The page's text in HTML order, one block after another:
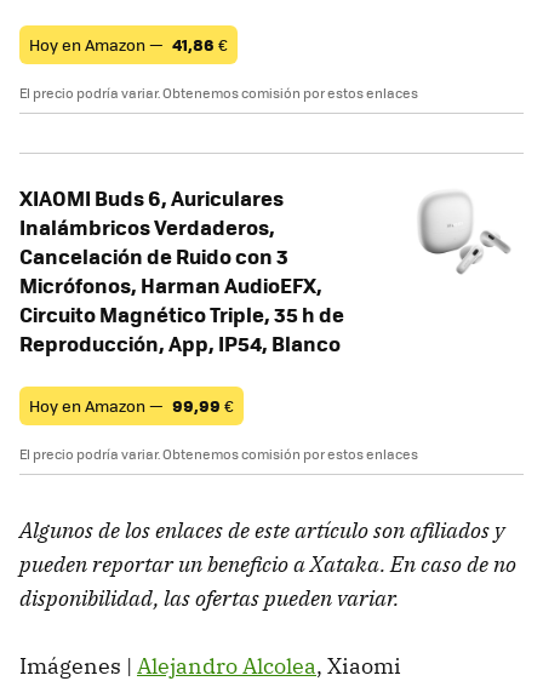
Hoy en Amazon — 41,86 €
El precio podría variar. Obtenemos comisión por estos enlaces
XIAOMI Buds 6, Auriculares
Inalámbricos Verdaderos,
Cancelación de Ruido con 3
Micrófonos, Harman AudioEFX,
Circuito Magnético Triple, 35 h de
Reproducción, App, IP54, Blanco
Hoy en Amazon — 99,99 €
El precio podría variar. Obtenemos comisión por estos enlaces
Algunos de los enlaces de este artículo son afiliados y
pueden reportar un beneficio a Xataka. En caso de no
disponibilidad, las ofertas pueden variar.
Imágenes | Alejandro Alcolea, Xiaomi